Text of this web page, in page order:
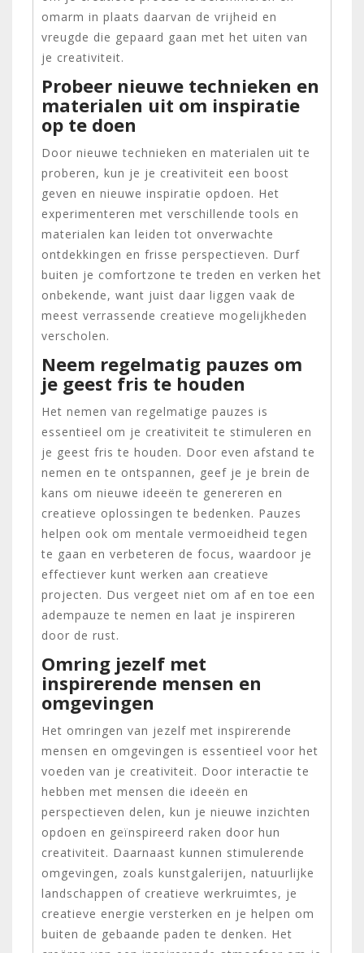
omarm in plaats daarvan de vrijheid en
vreugde die gepaard gaan met het uiten van
je creativiteit.
Probeer nieuwe technieken en
materialen uit om inspiratie
op te doen
Door nieuwe technieken en materialen uit te
proberen, kun je je creativiteit een boost
geven en nieuwe inspiratie opdoen. Het
experimenteren met verschillende tools en
materialen kan leiden tot onverwachte
ontdekkingen en frisse perspectieven. Durf
buiten je comfortzone te treden en verken het
onbekende, want juist daar liggen vaak de
meest verrassende creatieve mogelijkheden
verscholen.
Neem regelmatig pauzes om
je geest fris te houden
Het nemen van regelmatige pauzes is
essentieel om je creativiteit te stimuleren en
je geest fris te houden. Door even afstand te
nemen en te ontspannen, geef je je brein de
kans om nieuwe ideeën te genereren en
creatieve oplossingen te bedenken. Pauzes
helpen ook om mentale vermoeidheid tegen
te gaan en verbeteren de focus, waardoor je
effectiever kunt werken aan creatieve
projecten. Dus vergeet niet om af en toe een
adempauze te nemen en laat je inspireren
door de rust.
Omring jezelf met
inspirerende mensen en
omgevingen
Het omringen van jezelf met inspirerende
mensen en omgevingen is essentieel voor het
voeden van je creativiteit. Door interactie te
hebben met mensen die ideeën en
perspectieven delen, kun je nieuwe inzichten
opdoen en geïnspireerd raken door hun
creativiteit. Daarnaast kunnen stimulerende
omgevingen, zoals kunstgalerijen, natuurlijke
landschappen of creatieve werkruimtes, je
creatieve energie versterken en je helpen om
buiten de gebaande paden te denken. Het